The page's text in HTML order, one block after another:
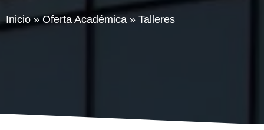
Inicio»Oferta Académica » Talleres